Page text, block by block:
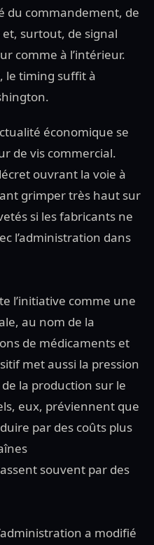
du commandement, de
surtout, de signal
comme à l’intérieur.
le timing suffit à
économique se
de vis commercial.
ouvrant la voie à
grimper très haut sur
si les fabricants ne
l’administration dans
l’initiative comme une
au nom de la
de médicaments et
met aussi la pression
la production sur le
eux, préviennent que
par des coûts plus
souvent par des
a modifié